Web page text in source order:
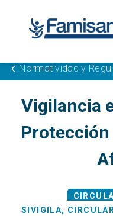
Normatividad y Regulaciones: Cumplimos con los
Vigilancia
SIVIGILA,